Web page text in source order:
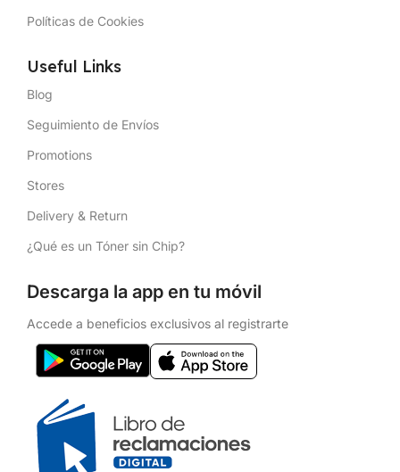
Políticas de Cookies
Useful Links
Blog
Seguimiento de Envíos
Promotions
Stores
Delivery & Return
¿Qué es un Tóner sin Chip?
Descarga la app en tu móvil
Accede a beneficios exclusivos al registrarte